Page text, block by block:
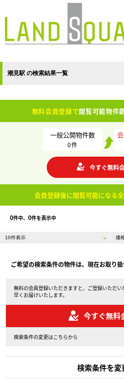
潮見駅 の検索結果一覧
無料会員登録で閲覧可能物件
一般公開物件数
0件
今すぐ無料
会員登録後に閲覧可能になる
0件中、 0件を表示中
ご希望の検索条件の物件は、現在お取り扱
無料の会員登録いただきますと、ご登録いただ
早くお届けいたします。
今すぐ無料
検索条件の変更はこちらから
検索条件を変